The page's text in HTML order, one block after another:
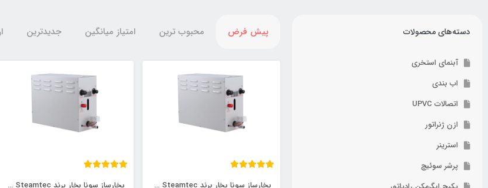
دسته‌های محصولات
آبنمای استخری
اب بندی
اتصالات UPVC
ازن ژنراتور
استرینر
پرشر سوئیچ
پیش فرض محبوب ترین امتیاز میانگین جدیدترین